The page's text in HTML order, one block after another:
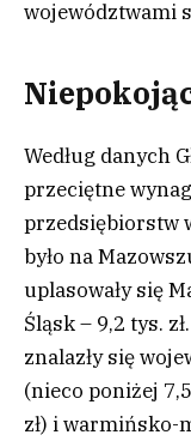
województwami
Według danych
przeciętne
przedsiębiorstw
było na
uplasowały się
Śląsk – 9,2 tys.
znalazły się
(nieco poniżej
zł) i warmińsko-